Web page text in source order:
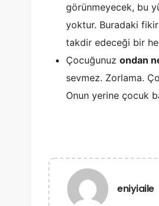
görünmeyecek, bu
yoktur. Buradaki fikir
takdir edeceği bir
Çocuğunuz ondan
sevmez. Zorlama.
Onun yerine çocuk
eniyiaile